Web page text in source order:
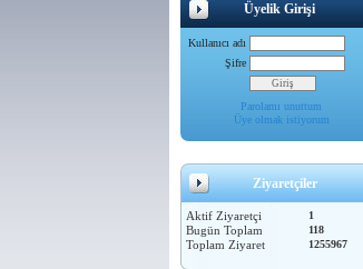
Üyelik Girişi
Kullanıcı adı
Şifre
Parolamı unuttum
Üye olmak istiyorum
Ziyaretçiler
Aktif Ziyaretçi 1
Bugün Toplam 118
Toplam Ziyaret 1255967